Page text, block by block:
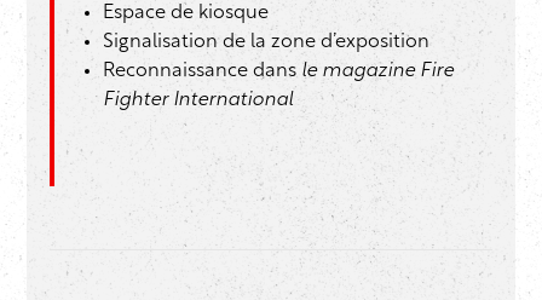
Espace de kiosque
Signalisation de la zone d’exposition
Reconnaissance dans le magazine Fire
Fighter International